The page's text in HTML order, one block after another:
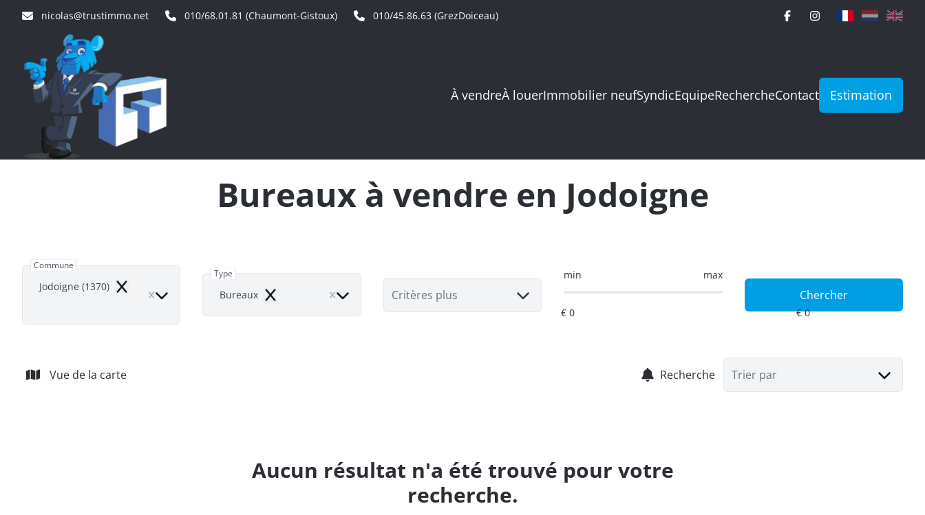
nicolas@trustimmo.net 010/68.01.81 (Chaumont-Gistoux) 010/45.86.63 (GrezDoiceau)
À vendreÀ louerImmobilier neufSyndicEquipeRechercheContact Estimation
Bureaux à vendre en Jodoigne
Commune
Jodoigne (1370) Remove
Type
Bureaux Remove Critères plus
min max
Chercher
Vue de la carte Recherche Trier par
Aucun résultat n'a été trouvé pour votre
recherche.